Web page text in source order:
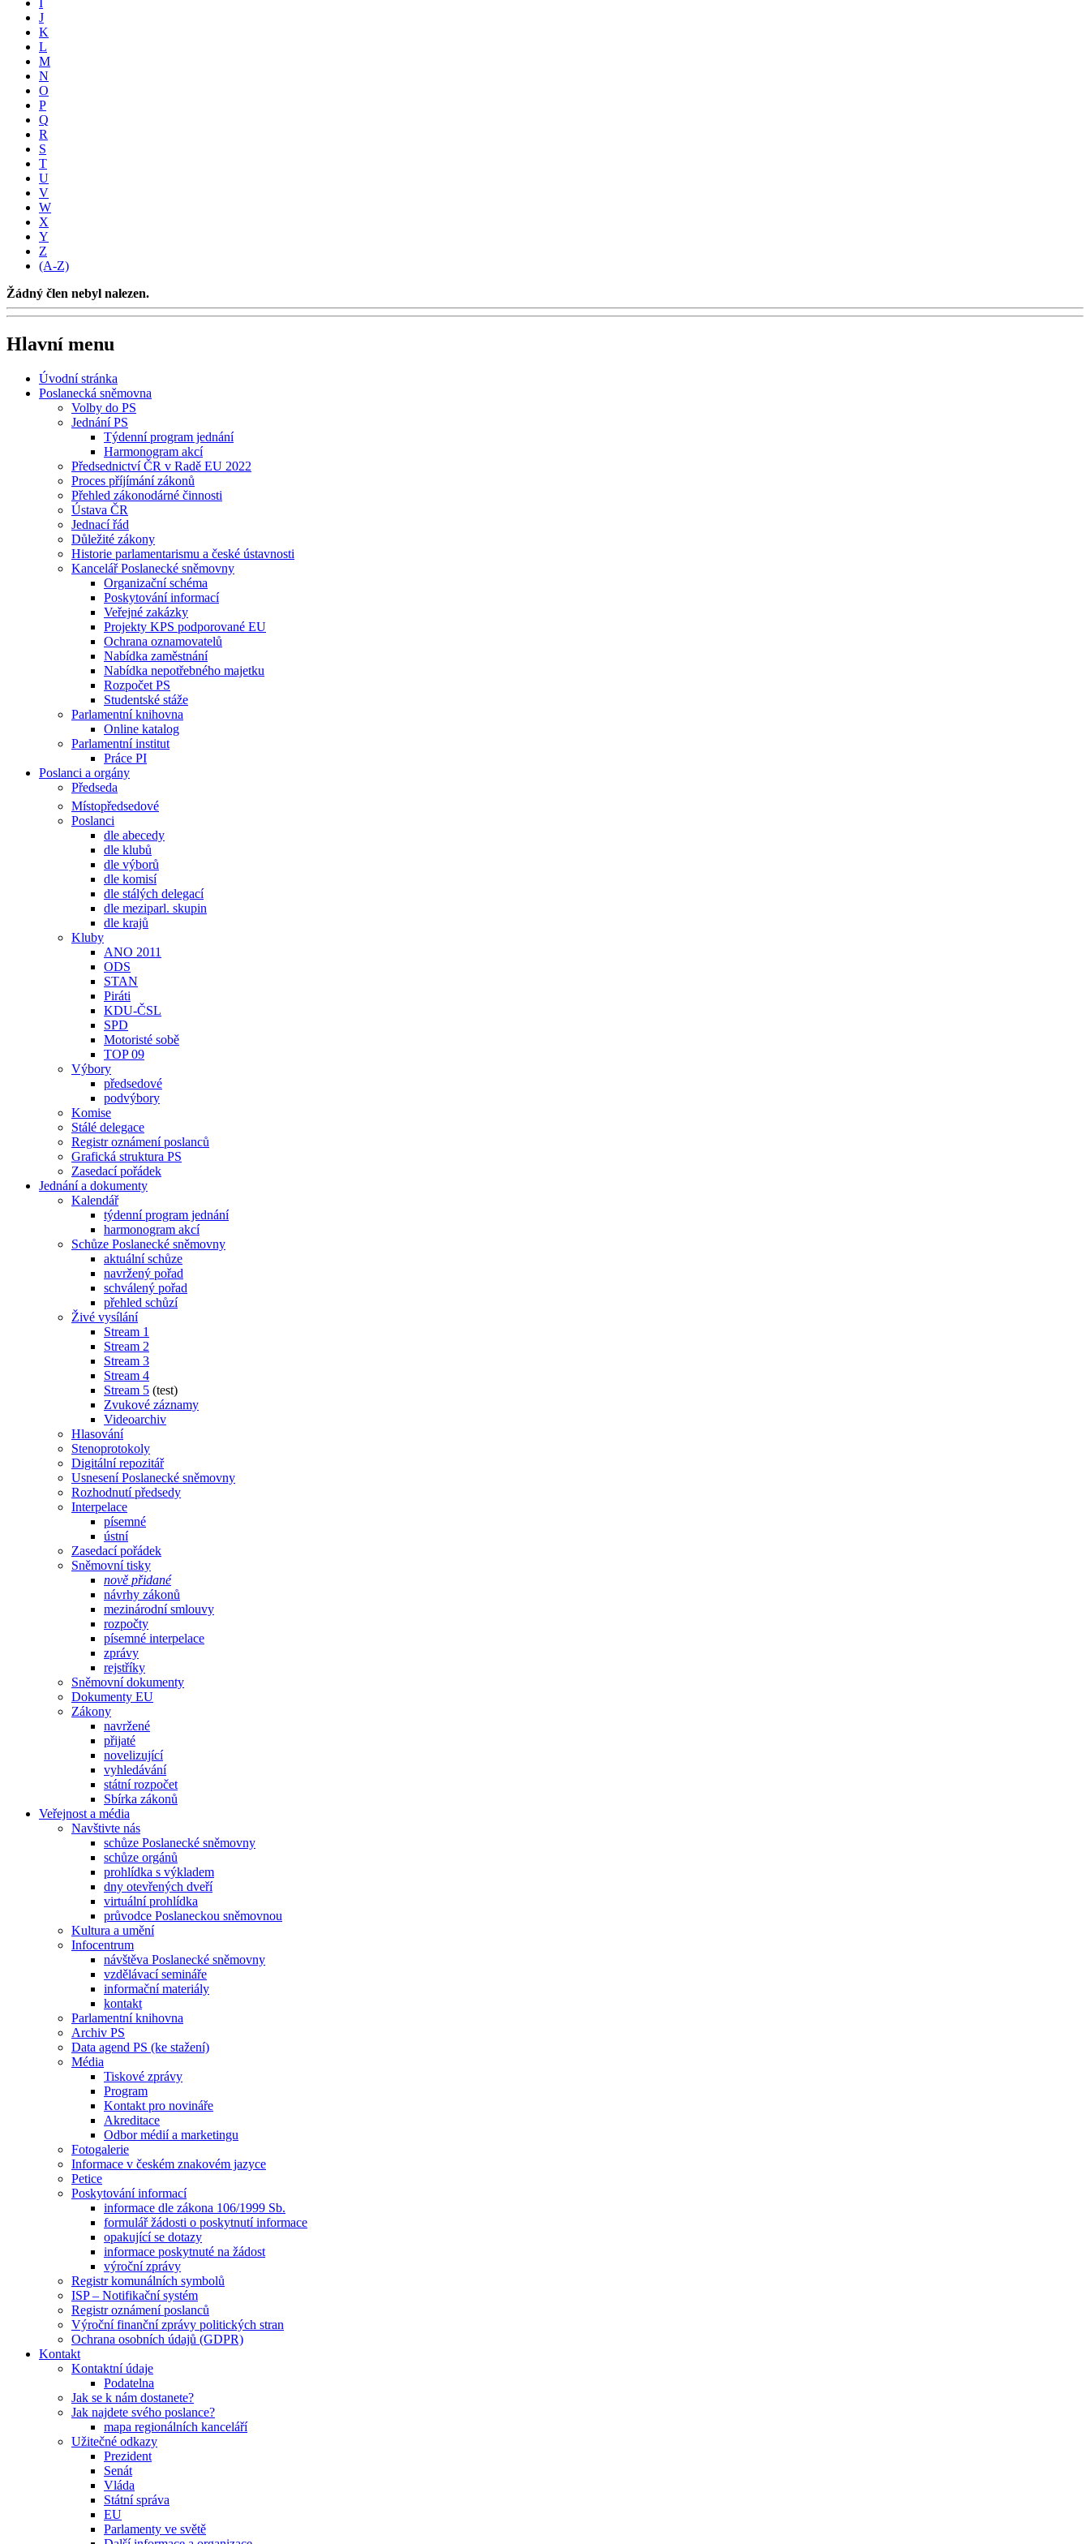
J
K
L
M
N
O
P
Q
R
S
T
U
V
W
X
Y
Z
(A-Z)
Žádný člen nebyl nalezen.
Hlavní menu
Úvodní stránka
Poslanecká sněmovna
Volby do PS
Jednání PS
Týdenní program jednání
Harmonogram akcí
Předsednictví ČR v Radě EU 2022
Proces příjímání zákonů
Přehled zákonodárné činnosti
Ústava ČR
Jednací řád
Důležité zákony
Historie parlamentarismu a české ústavnosti
Kancelář Poslanecké sněmovny
Organizační schéma
Poskytování informací
Veřejné zakázky
Projekty KPS podporované EU
Ochrana oznamovatelů
Nabídka zaměstnání
Nabídka nepotřebného majetku
Rozpočet PS
Studentské stáže
Parlamentní knihovna
Online katalog
Parlamentní institut
Práce PI
Poslanci a orgány
Předseda
Místopředsedové
Poslanci
dle abecedy
dle klubů
dle výborů
dle komisí
dle stálých delegací
dle meziparl. skupin
dle krajů
Kluby
ANO 2011
ODS
STAN
Piráti
KDU-ČSL
SPD
Motoristé sobě
TOP 09
Výbory
předsedové
podvýbory
Komise
Stálé delegace
Registr oznámení poslanců
Grafická struktura PS
Zasedací pořádek
Jednání a dokumenty
Kalendář
týdenní program jednání
harmonogram akcí
Schůze Poslanecké sněmovny
aktuální schůze
navržený pořad
schválený pořad
přehled schůzí
Živé vysílání
Stream 1
Stream 2
Stream 3
Stream 4
Stream 5 (test)
Zvukové záznamy
Videoarchiv
Hlasování
Stenoprotokoly
Digitální repozitář
Usnesení Poslanecké sněmovny
Rozhodnutí předsedy
Interpelace
písemné
ústní
Zasedací pořádek
Sněmovní tisky
nově přidané
návrhy zákonů
mezinárodní smlouvy
rozpočty
písemné interpelace
zprávy
rejstříky
Sněmovní dokumenty
Dokumenty EU
Zákony
navržené
přijaté
novelizující
vyhledávání
státní rozpočet
Sbírka zákonů
Veřejnost a média
Navštivte nás
schůze Poslanecké sněmovny
schůze orgánů
prohlídka s výkladem
dny otevřených dveří
virtuální prohlídka
průvodce Poslaneckou sněmovnou
Kultura a umění
Infocentrum
návštěva Poslanecké sněmovny
vzdělávací semináře
informační materiály
kontakt
Parlamentní knihovna
Archiv PS
Data agend PS (ke stažení)
Média
Tiskové zprávy
Program
Kontakt pro novináře
Akreditace
Odbor médií a marketingu
Fotogalerie
Informace v českém znakovém jazyce
Petice
Poskytování informací
informace dle zákona 106/1999 Sb.
formulář žádosti o poskytnutí informace
opakující se dotazy
informace poskytnuté na žádost
výroční zprávy
Registr komunálních symbolů
ISP – Notifikační systém
Registr oznámení poslanců
Výroční finanční zprávy politických stran
Ochrana osobních údajů (GDPR)
Kontakt
Kontaktní údaje
Podatelna
Jak se k nám dostanete?
Jak najdete svého poslance?
mapa regionálních kanceláří
Užitečné odkazy
Prezident
Senát
Vláda
Státní správa
EU
Parlamenty ve světě